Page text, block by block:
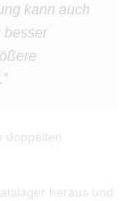
kann auch
besser
doppelten
heraus und